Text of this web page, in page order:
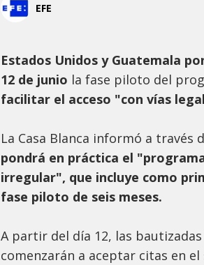
EFE
Estados Unidos y Guatemala
12 de junio la fase piloto del
facilitar el acceso "con vías
La Casa Blanca informó a través
pondrá en práctica el
irregular", que incluye como
fase piloto de seis meses.
A partir del día 12, las
comenzarán a aceptar citas en